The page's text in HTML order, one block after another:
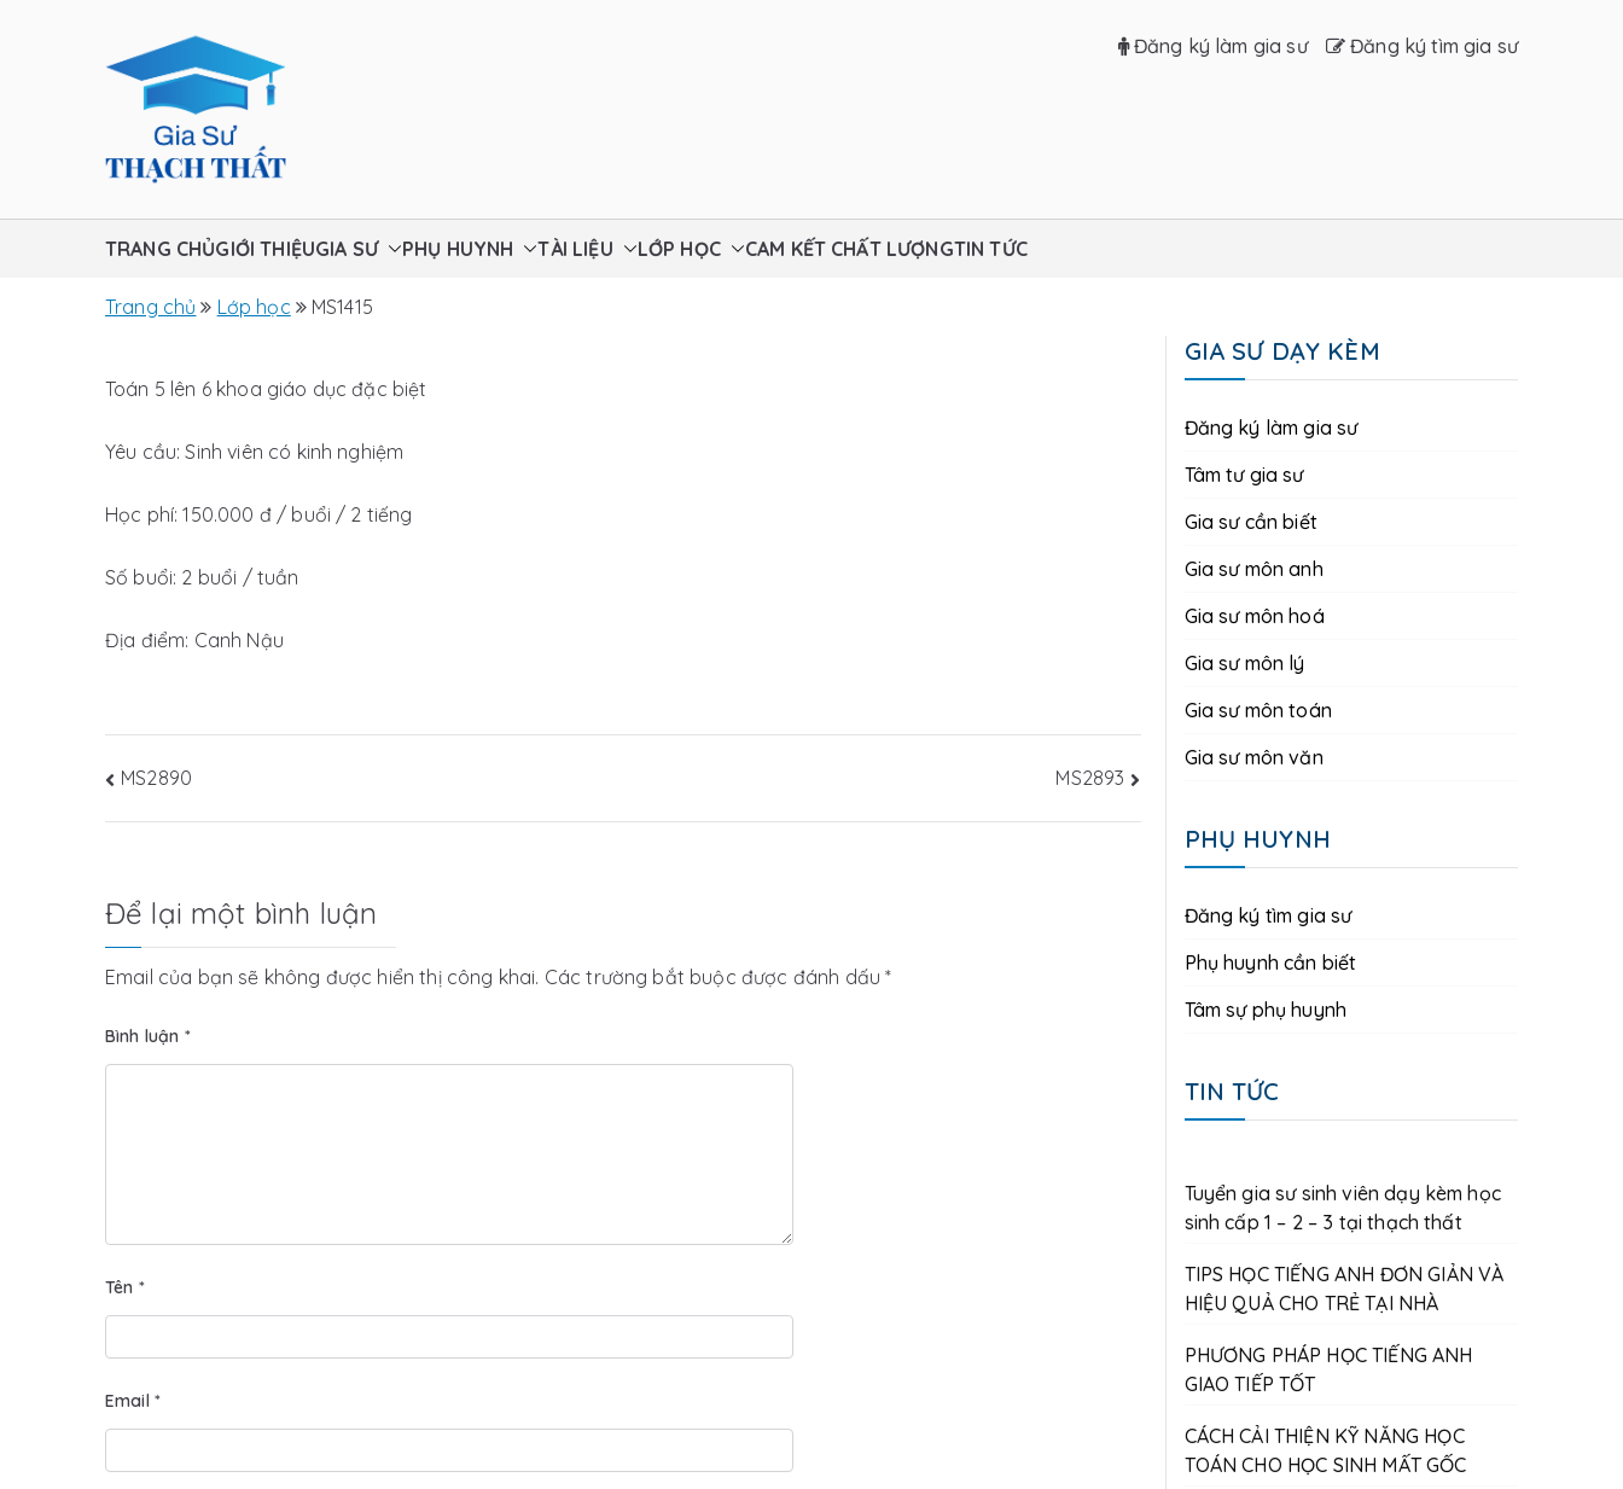
Đăng ký tìm gia sư
Đăng ký làm gia sư
TRANG CHỦGIỚI THIỆUGIA SƯ PHỤ HUYNH TÀI LIỆU LỚP HỌC CAM KẾT CHẤT LƯỢNGTIN TỨC
Trang chủ Lớp học MS1415
Toán 5 lên 6 khoa giáo dục đặc biệt
Yêu cầu: Sinh viên có kinh nghiệm
Học phí: 150.000 đ / buổi / 2 tiếng
Số buổi: 2 buổi / tuần
Địa điểm: Canh Nậu
Điều
hướng
viết
MS2890 MS2893
Để lại một bình luận
Email của bạn sẽ không được hiển thị công khai. Các trường bắt buộc được đánh dấu*
Bình luận *
Tên *
Email *
GIA SƯ DẠY KÈM
Đăng ký làm gia sư
Tâm tư gia sư
Gia sư cần biết
Gia sư môn anh
Gia sư môn hoá
Gia sư môn lý
Gia sư môn toán
Gia sư môn văn
PHỤ HUYNH
Đăng ký tìm gia sư
Phụ huynh cần biết
Tâm sự phụ huynh
TIN TỨC
Tuyển gia sư sinh viên dạy kèm học
sinh cấp 1 – 2 – 3 tại thạch thất
TIPS HỌC TIẾNG ANH ĐƠN GIẢN VÀ
HIỆU QUẢ CHO TRẺ TẠI NHÀ
PHƯƠNG PHÁP HỌC TIẾNG ANH
GIAO TIẾP TỐT
CÁCH CẢI THIỆN KỸ NĂNG HỌC
TOÁN CHO HỌC SINH MẤT GỐC